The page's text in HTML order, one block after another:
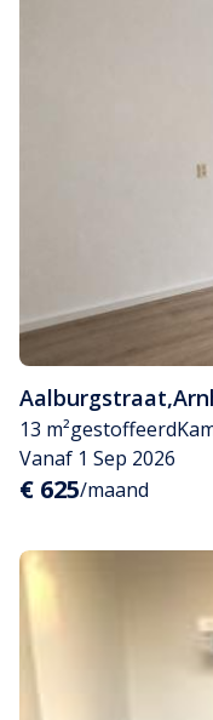
Aalburgstraat,
13 m²gestoffeerd
Vanaf 1 Sep 2026
€ 625/maand